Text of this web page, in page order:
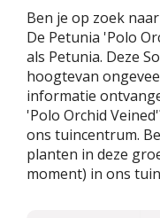
Ben je op zoek
De Petunia 'Polo
als Petunia. Deze
hoogtevan
informatie
'Polo Orchid
ons tuincentrum.
planten in deze
moment) in ons